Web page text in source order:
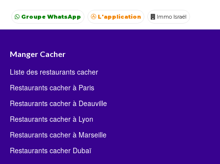
Groupe WhatsApp L'application Immo Israël
Manger Cacher
Liste des restaurants cacher
Restaurants cacher à Paris
Restaurants cacher à Deauville
Restaurants cacher à Lyon
Restaurants cacher à Marseille
Restaurants cacher Dubaï